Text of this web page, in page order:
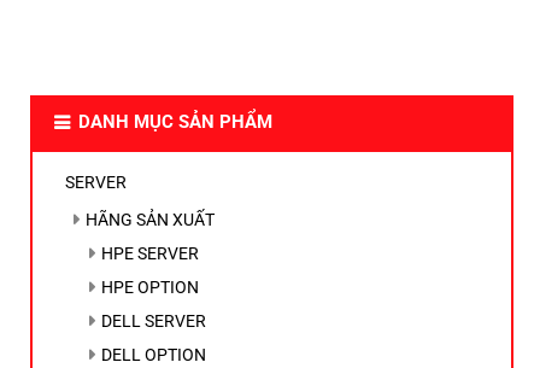
DANH MỤC SẢN PHẨM
SERVER
HÃNG SẢN XUẤT
HPE SERVER
HPE OPTION
DELL SERVER
DELL OPTION